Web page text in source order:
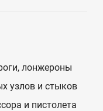
лонжероны
узлов и стыков
и пистолета